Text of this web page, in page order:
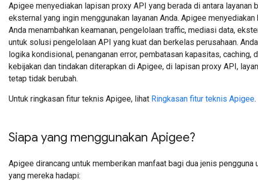
Apigee menyediakan lapisan proxy API yang berada di antara layanan
eksternal yang ingin menggunakan layanan Anda. Apigee
Anda menambahkan keamanan, pengelolaan traffic, mediasi data,
untuk solusi pengelolaan API yang kuat dan berkelas perusahaan.
logika kondisional, penanganan error, pembatasan kapasitas, caching,
kebijakan dan tindakan diterapkan di Apigee, di lapisan proxy API,
tetap tidak berubah.
Untuk ringkasan fitur teknis Apigee, lihat Ringkasan fitur teknis Apigee.
Siapa yang menggunakan Apigee?
Apigee dirancang untuk memberikan manfaat bagi dua jenis pengguna
yang mereka hadapi: